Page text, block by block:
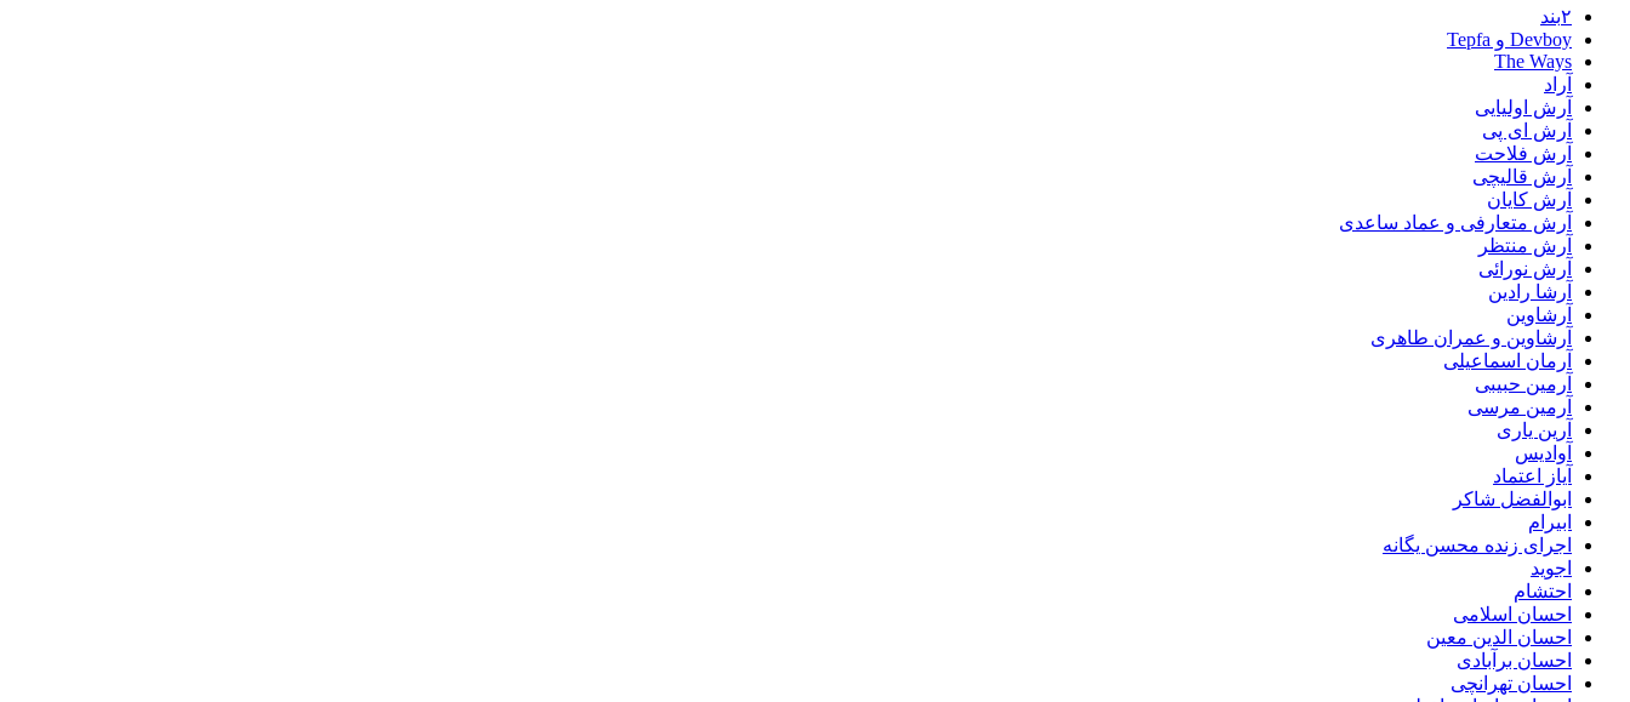
۲بند
Devboy و Tepfa
The Ways
آراد
آرش اولیایی
آرش ای پی
آرش فلاحت
آرش قالیچی
آرش کایان
آرش متعارفی و عماد ساعدی
آرش منتظر
آرش نورائی
آرشا رادین
آرشاوین
آرشاوین و عمران طاهری
آرمان اسماعیلی
آرمین حبیبی
آرمین مرسی
آرین یاری
آوادیس
آیاز اعتماد
ابوالفضل شاکر
ابیرام
اجرای زنده محسن یگانه
اجوید
احتشام
احسان اسلامی
احسان الدین معین
احسان برآبادی
احسان تهرانچی